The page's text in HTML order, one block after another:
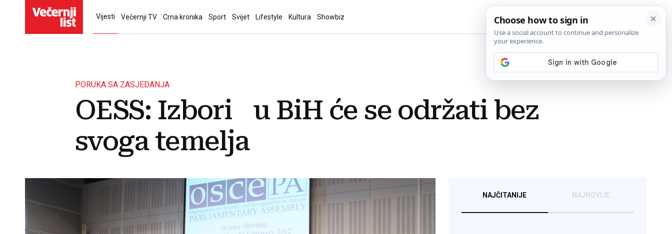
Vijesti Večernji TV Crna kronika Sport Svijet Lifestyle Kultura Showbiz
PORUKA SA ZASJEDANJA
OESS: Izbori u BiH će se održati bez
svoga temelja
NAJČITANIJE NAJNOVIJE